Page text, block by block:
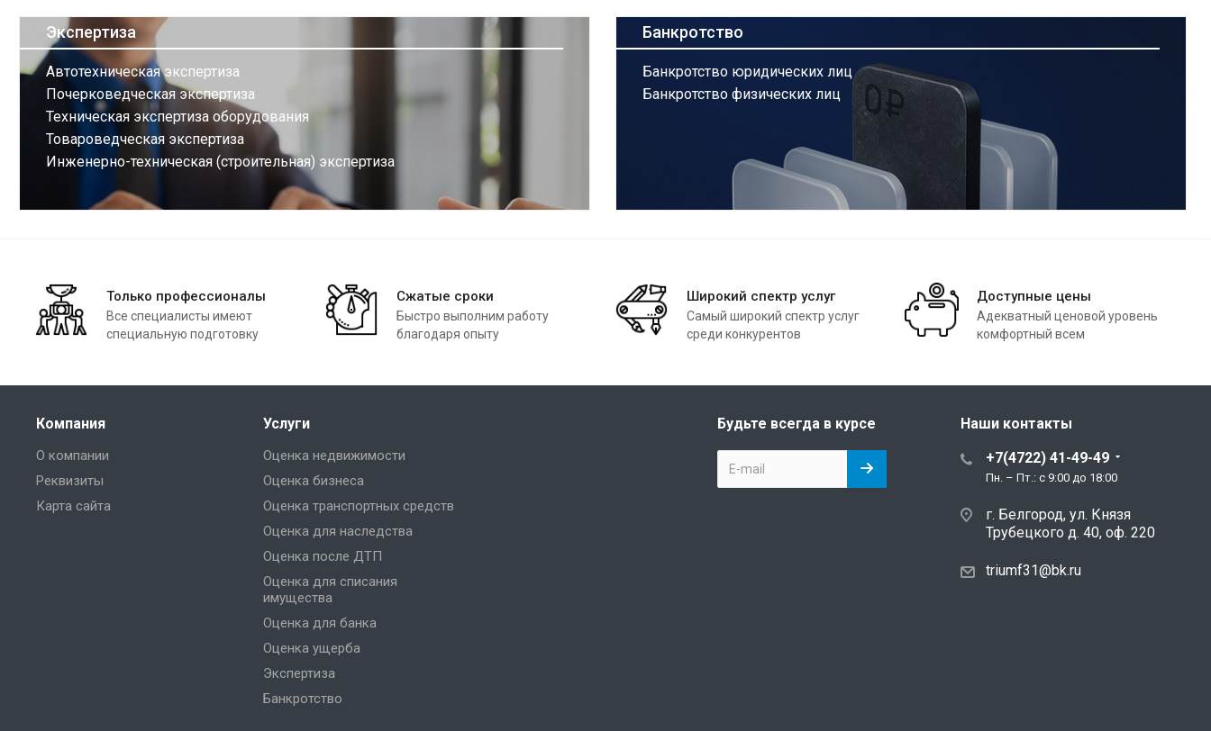
Экспертиза
Автотехническая экспертиза
Почерковедческая экспертиза
Техническая экспертиза оборудования
Товароведческая экспертиза
Инженерно-техническая (строительная) экспертиза
Банкротство
Банкротство юридических лиц
Банкротство физических лиц
Только профессионалы
Все специалисты имеют
специальную подготовку
Сжатые сроки
Быстро выполним работу
благодаря опыту
Широкий спектр услуг
Самый широкий спектр услуг
среди конкурентов
Доступные цены
Адекватный ценовой уровень
комфортный всем
Компания
О компании
Реквизиты
Карта сайта
Услуги
Оценка недвижимости
Оценка бизнеса
Оценка транспортных средств
Оценка для наследства
Оценка после ДТП
Оценка для списания
имущества
Оценка для банка
Оценка ущерба
Экспертиза
Банкротство
Будьте всегда в курсе
Наши контакты
+7(4722) 41-49-49
Пн. – Пт.: с 9:00 до 18:00
г. Белгород, ул. Князя
Трубецкого д. 40, оф. 220
triumf31@bk.ru